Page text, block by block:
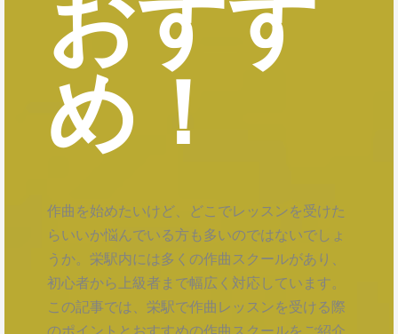
おすす
め！
作曲を始めたいけど、どこでレッスンを受けた
らいいか悩んでいる方も多いのではないでしょ
うか。栄駅内には多くの作曲スクールがあり、
初心者から上級者まで幅広く対応しています。
この記事では、栄駅で作曲レッスンを受ける際
のポイントとおすすめの作曲スクールをご紹介